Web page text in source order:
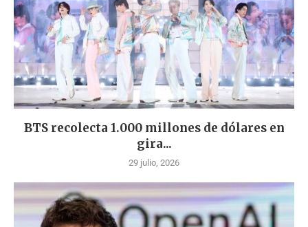
BTS recolecta 1.000 millones de dólares en
gira...
29 julio, 2026